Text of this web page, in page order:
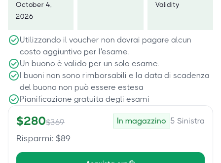
October 4,
2026
Validity
Utilizzando il voucher non dovrai pagare alcun
costo aggiuntivo per l'esame.
Un buono è valido per un solo esame.
I buoni non sono rimborsabili e la data di scadenza
del buono non può essere estesa
Pianificazione gratuita degli esami
$280$369 In magazzino 5 Sinistra
Risparmi: $89